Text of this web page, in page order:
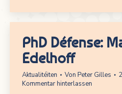
PhD Défense:
Edelhoff
Aktualitéiten Von Peter Gilles
Kommentar hinterlassen